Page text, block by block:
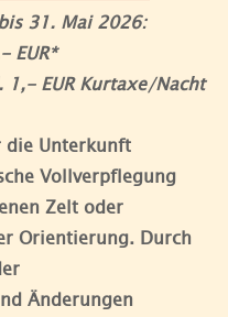
31. Mai 2026:
EUR*
EUR Kurtaxe/Nacht
die Unterkunft
Vollverpflegung
Zelt oder
Orientierung. Durch
Änderungen